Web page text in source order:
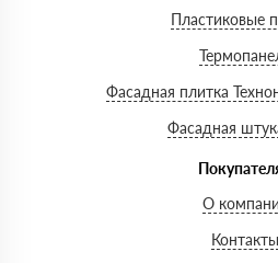
Пластиковые
Фасадная плитка
Фасадная
О
Контакты